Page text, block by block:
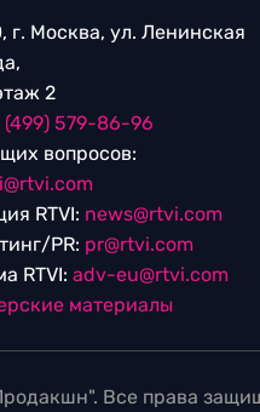
г. Москва, ул. Ленинская
2
(499) 579-86-96
вопросов:
RTVI: news@rtvi.com
PR: pr@rtvi.com
RTVI: adv-eu@rtvi.com
материалы
Все права